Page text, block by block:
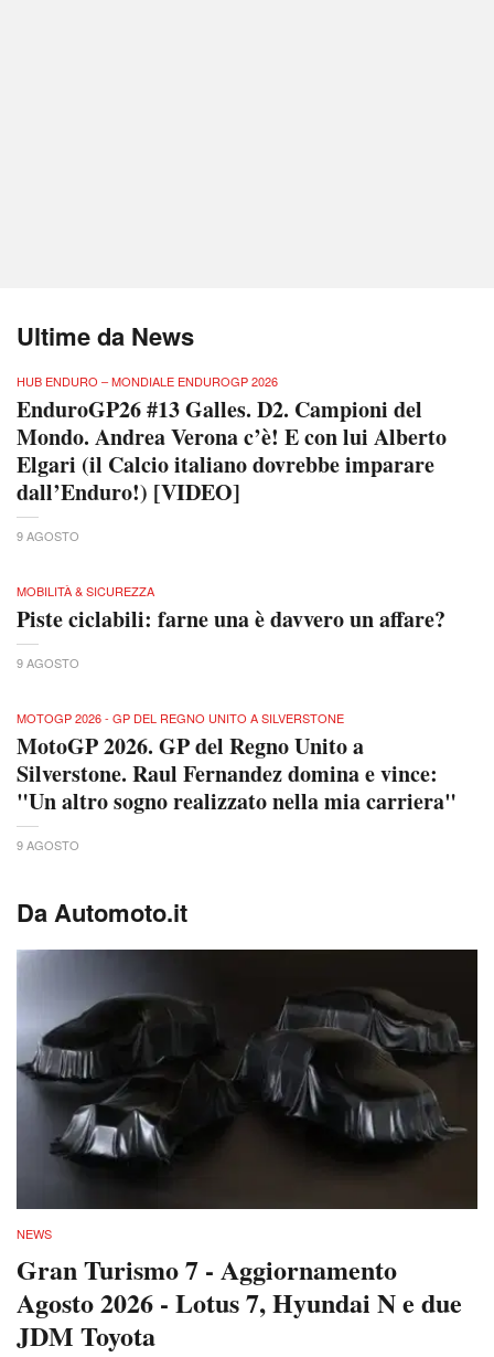
Ultime da News
HUB ENDURO – MONDIALE ENDUROGP 2026
EnduroGP26 #13 Galles. D2. Campioni del
Mondo. Andrea Verona c’è! E con lui Alberto
Elgari (il Calcio italiano dovrebbe imparare
dall’Enduro!) [VIDEO]
9 AGOSTO
MOBILITÀ & SICUREZZA
Piste ciclabili: farne una è davvero un affare?
9 AGOSTO
MOTOGP 2026 - GP DEL REGNO UNITO A SILVERSTONE
MotoGP 2026. GP del Regno Unito a
Silverstone. Raul Fernandez domina e vince:
"Un altro sogno realizzato nella mia carriera"
9 AGOSTO
Da Automoto.it
NEWS
Gran Turismo 7 - Aggiornamento
Agosto 2026 - Lotus 7, Hyundai N e due
JDM Toyota